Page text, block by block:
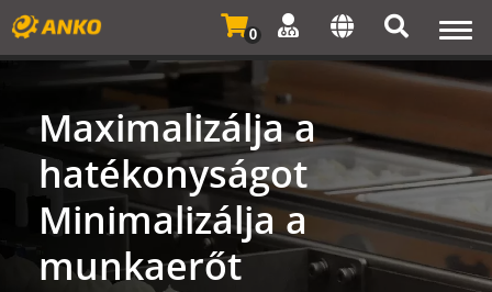
0
Maximalizálja a
hatékonyságot
Minimalizálja a
munkaerőt